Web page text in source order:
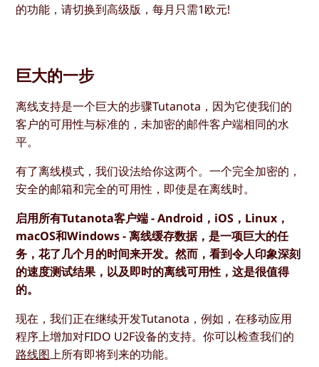
的功能，请切换到高级版，每月只需1欧元!
巨大的一步
离线支持是一个巨大的步骤Tutanota，因为它使我们的
客户的可用性与标准的，未加密的邮件客户端相同的水
平。
有了离线模式，我们设法给你这两个。一个完全加密的，
安全的邮箱和完全的可用性，即使是在离线时。
启用所有Tutanota客户端 - Android，iOS，Linux，
macOS和Windows - 离线缓存数据，是一项巨大的任
务，花了几个月的时间来开发。然而，看到令人印象深刻
的速度测试结果，以及即时的离线可用性，这是很值得
的。
现在，我们正在继续开发Tutanota，例如，在移动应用
程序上增加对FIDO U2F设备的支持。你可以检查我们的
路线图上所有即将到来的功能。